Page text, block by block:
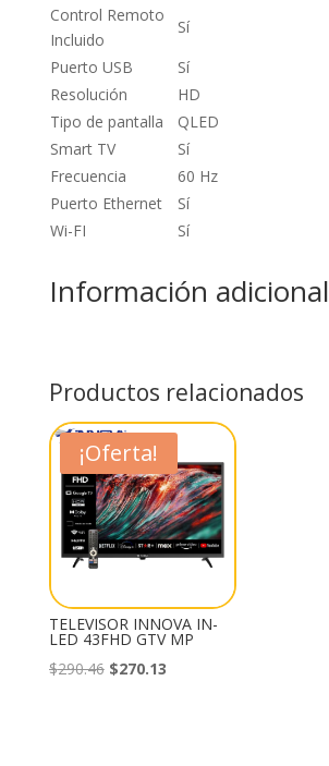
Control Remoto
Incluido
Sí
Puerto USB
Sí
Resolución
HD
Tipo de pantalla
QLED
Smart TV
Sí
Frecuencia
60 Hz
Puerto Ethernet
Sí
Wi-FI
Sí
Información adicional
Productos relacionados
¡Oferta!
TELEVISOR INNOVA IN-
LED 43FHD GTV MP
$290.46 El
$270.13El